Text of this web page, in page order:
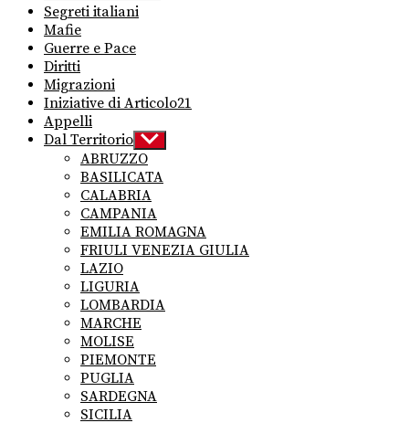
Segreti italiani
Mafie
Guerre e Pace
Diritti
Migrazioni
Iniziative di Articolo21
Appelli
Dal Territorio Show
sub
menu
ABRUZZO
BASILICATA
CALABRIA
CAMPANIA
EMILIA ROMAGNA
FRIULI VENEZIA GIULIA
LAZIO
LIGURIA
LOMBARDIA
MARCHE
MOLISE
PIEMONTE
PUGLIA
SARDEGNA
SICILIA